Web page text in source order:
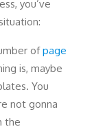
you’ve
ofpage
is, maybe
You
not gonna
the